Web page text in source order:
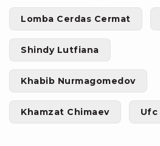
Lomba Cerdas Cermat
Shindy Lutfiana
Khabib Nurmagomedov
Khamzat Chimaev Ufc